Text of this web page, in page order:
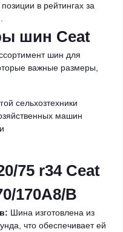
в рейтингах за
шин Ceat
шин для
важные размеры,
сельхозтехники
машин
75 r34 Ceat
170A8/B
Шина изготовлена из
что обеспечивает ей